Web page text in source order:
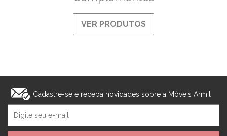
VER PRODUTOS
Cadastre-se e receba novidades sobre a Móveis Armil